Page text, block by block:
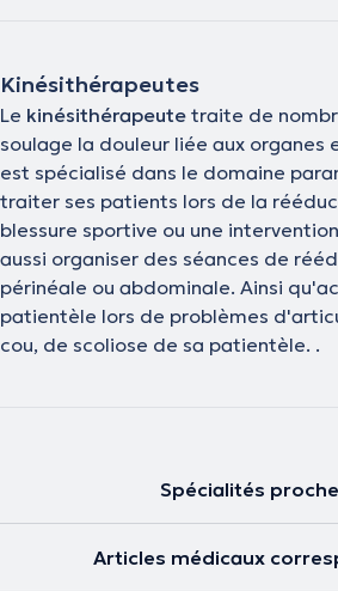
Kinésithérapeutes
Le kinésithérapeute traite de
soulage la douleur liée aux organes
est spécialisé dans le domaine
traiter ses patients lors de la
blessure sportive ou une
aussi organiser des séances de
périnéale ou abdominale. Ainsi
patientèle lors de problèmes
cou, de scoliose de sa patientèle. .
Spécialités
Articles médicaux